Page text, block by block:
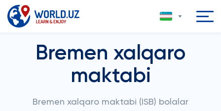
Bremen xalqaro
maktabi
Bremen xalqaro maktabi (ISB) bolalar